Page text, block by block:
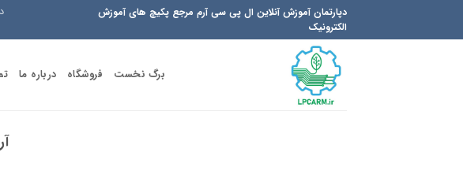
دپارتمان آموزش آنلاین ال پی سی آرم مرجع پکیچ های آموزش
الکترونیک
برگ نخست فروشگاه درباره ما